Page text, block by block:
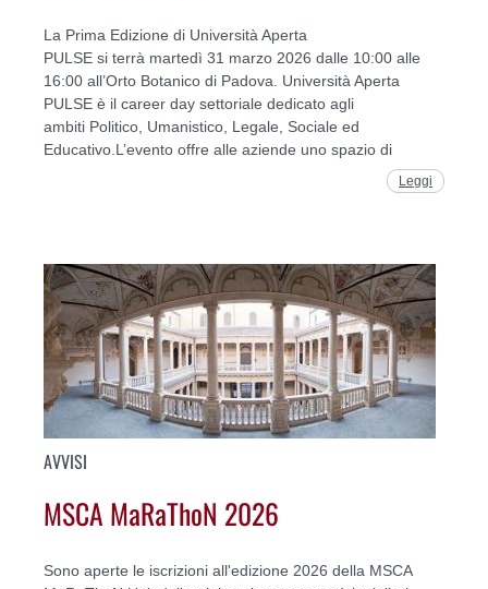
La Prima Edizione di Università Aperta
PULSE si terrà martedì 31 marzo 2026 dalle 10:00 alle
16:00 all’Orto Botanico di Padova. Università Aperta
PULSE è il career day settoriale dedicato agli
ambiti Politico, Umanistico, Legale, Sociale ed
Educativo.L’evento offre alle aziende uno spazio di
Leggi
AVVISI
MSCA MaRaThoN 2026
Sono aperte le iscrizioni all'edizione 2026 della MSCA